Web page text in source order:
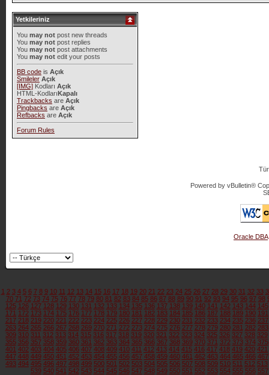
Yetkileriniz
You may notpost new threads
You may notpost replies
You may notpost attachments
You may notedit your posts
BB codeis Açık
Smileler Açık
[IMG]Kodları Açık
HTML-KodlarıKapalı
Trackbacks are Açık
Pingbacks are Açık
Refbacks are Açık
Forum Rules
Powered by vBulletin®
Oracle DBA
1 2 3 4 5 6 7 8 9 10 11 12 13 14 15 16 17 18 19 20 21 22 23 24 25 26 27 28 29 30 31 32 33
70 71 72 73 74 75 76 77 78 79 80 81 82 83 84 85 86 87 88 89 90 91 92 93 94 95 96 97 98
125 126 127 128 129 130 131 132 133 134 135 136 137 138 139 140 141 142 143 144 145
171 172 173 174 175 176 177 178 179 180 181 182 183 184 185 186 187 188 189 190 191
217 218 219 220 221 222 223 224 225 226 227 228 229 230 231 232 233 234 235 236 237
263 264 265 266 267 268 269 270 271 272 273 274 275 276 277 278 279 280 281 282 283
309 310 311 312 313 314 315 316 317 318 319 320 321 322 323 324 325 326 327 328 329
355 356 357 358 359 360 361 362 363 364 365 366 367 368 369 370 371 372 373 374 375
401 402 403 404 405 406 407 408 409 410 411 412 413 414 415 416 417 418 419 420 421
447 448 449 450 451 452 453 454 455 456 457 458 459 460 461 462 463 464 465 466 467
493 494 495 496 497 498 499 500 501 502 503 504 505 506 507 508 509 510 511 512 513
539 540 541 542 543 544 545 546 547 548 549 550 551 552 553 554 555 556 557